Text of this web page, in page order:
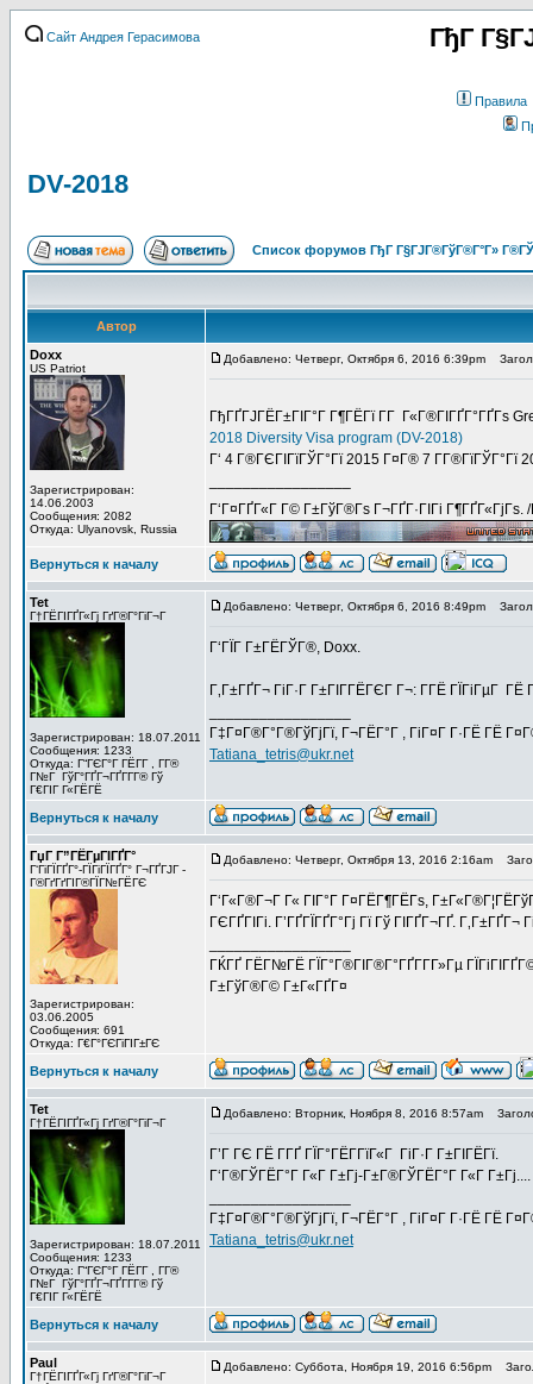
Сайт Андрея Герасимова ГђГ
Правила
DV-2018
Список форумов ГђГ Г§ГЈГ®ГўГ®Г°Г»
Автор
Doxx
US Patriot
Зарегистрирован:
14.06.2003
Сообщения: 2082
Откуда: Ulyanovsk, Russia
Добавлено: Четверг, Октября 6, 2016 6:39pm
ГђГҐГЈГЁГ±ГІГ°Г Г¶ГЁГї Г­Г Г«Г®ГІГҐГ°ГҐГѕ
2018 Diversity Visa program (DV-2018)
Г‘ 4 Г®ГЄГІГїГЎГ°Гї 2015 Г¤Г® 7 Г­Г®ГїГЎГ°Гї
Г‘Г¤ГҐГ«Г Г© Г±ГўГ®Гѕ Г¬ГҐГ·ГІГі Г¶ГҐГ«ГјГѕ.
Вернуться к началу
Tet
Г†ГЁГІГҐГ«Гј ГґГ®Г°ГіГ¬Г
Зарегистрирован: 18.07.2011
Сообщения: 1233
Откуда: Г“ГЄГ°Г ГЁГ­Г , Г­Г®
Г№Г ГўГ°ГҐГ¬ГҐГ­Г­Г® Гў
Г€ГІГ Г«ГЁГЁ
Добавлено: Четверг, Октября 6, 2016 8:49pm
Г‘ГЇГ Г±ГЁГЎГ®, Doxx.
Г‚Г±ГҐГ¬ ГіГ·Г Г±ГІГ­ГЁГЄГ Г¬: Г­ГЁ ГЇГіГµГ ГЁ
Г‡Г¤Г®Г°Г®ГўГјГї, Г¬ГЁГ°Г , ГіГ¤Г Г·ГЁ ГЁ
Tatiana_tetris@ukr.net
Вернуться к началу
ГџГ­ Г”ГЁГµГІГҐГ°
Г‘ГіГЇГҐГ°-ГЇГіГЇГҐГ° Г¬ГҐГЈГ -
Г®ГґГґГІГ®ГЇГ№ГЁГЄ
Зарегистрирован:
03.06.2005
Сообщения: 691
Откуда: Г€Г°ГЄГіГІГ±ГЄ
Добавлено: Четверг, Октября 13, 2016 2:16am
Г‘Г«Г®Г¬Г Г« ГІГ°Г Г¤ГЁГ¶ГЁГѕ,
ГЄГҐГІГі. Г’ГҐГЇГҐГ°Гј Гї Гў ГІГҐГ¬ГҐ. Г‚Г±ГҐГ¬
ГЌГҐ ГЁГ№ГЁ ГЇГ°Г®ГІГ®Г°ГҐГ­Г­Г»Гµ
Г±ГўГ®Г© Г±Г«ГҐГ¤
Вернуться к началу
Tet
Г†ГЁГІГҐГ«Гј ГґГ®Г°ГіГ¬Г
Зарегистрирован: 18.07.2011
Сообщения: 1233
Откуда: Г“ГЄГ°Г ГЁГ­Г , Г­Г®
Г№Г ГўГ°ГҐГ¬ГҐГ­Г­Г® Гў
Г€ГІГ Г«ГЁГЁ
Добавлено: Вторник, Ноября 8, 2016 8:57am
Г’Г ГЄ ГЁ Г­ГҐ ГЇГ°ГЁГ­ГїГ«Г ГіГ·Г Г±ГІГЁГї.
Г‘Г®ГЎГЁГ°Г Г«Г Г±Гј-Г±Г®ГЎГЁГ°Г Г«Г
Г‡Г¤Г®Г°Г®ГўГјГї, Г¬ГЁГ°Г , ГіГ¤Г Г·ГЁ ГЁ
Tatiana_tetris@ukr.net
Вернуться к началу
Paul
Г†ГЁГІГҐГ«Гј ГґГ®Г°ГіГ¬Г
Добавлено: Суббота, Ноября 19, 2016 6:56pm